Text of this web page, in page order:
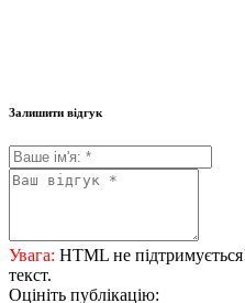
Залишити відгук
Увага: HTML не
текст.
Оцініть публікацію: